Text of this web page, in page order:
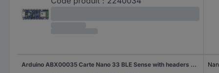
Arduino ABX00035 Carte Nano 33 BLE Sense with headers Nano ARM® Cortex®-M4